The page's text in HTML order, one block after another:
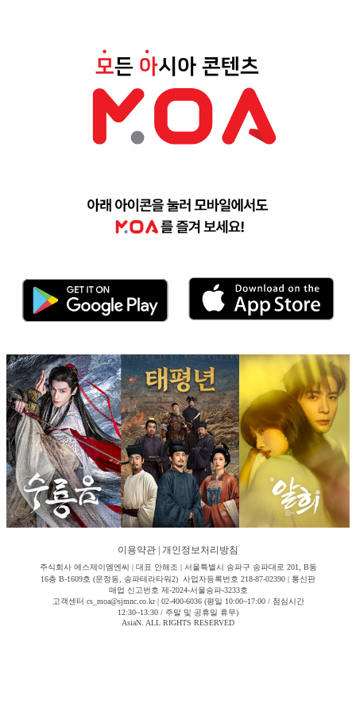
이용약관 개인정보처리방침
주식회사 에스제이엠엔씨 | 대표 안해조 | 서울특별시 송파구 송파대로 201, B동
16층 B-1609호 (문정동, 송파테라타워2) 사업자등록번호 218-87-02390 | 통신판
매업 신고번호 제-2024-서울송파-3233호
고객센터 cs_moa@sjmnc.co.kr | 02-400-6036 (평일 10:00~17:00 / 점심시간
12:30~13:30 / 주말 및 공휴일 휴무)
AsiaN. ALL RIGHTS RESERVED